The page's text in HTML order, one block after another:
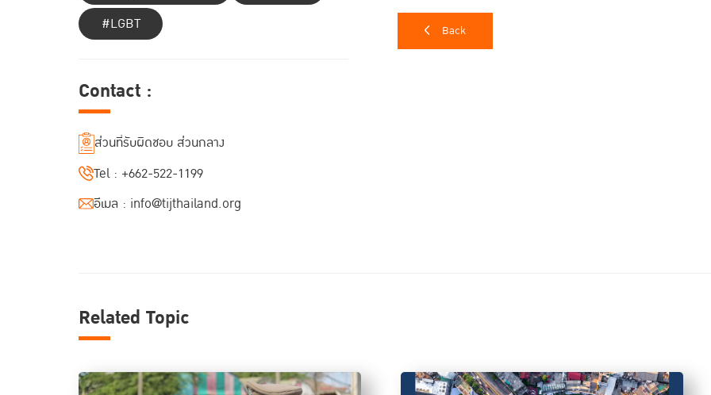
เงิน ที่ปรึกษากฎหมาย จึงไม่ต้องมีมาตรการช่วยเหลือใดๆ
ในทางกลับกัน อาชีพที่ได้รับผลกระทบมากที่สุดจากโควิด-19 และ
Back
#LGBT
Contact :
ส่วนที่รับผิดชอบ ส่วนกลาง
Tel : +662-522-1199
อีเมล : info@tijthailand.org
Related Topic